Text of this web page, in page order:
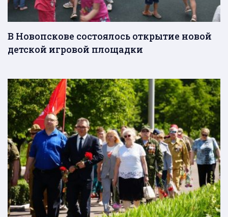
В Новопскове состоялось открытие новой
детской игровой площадки